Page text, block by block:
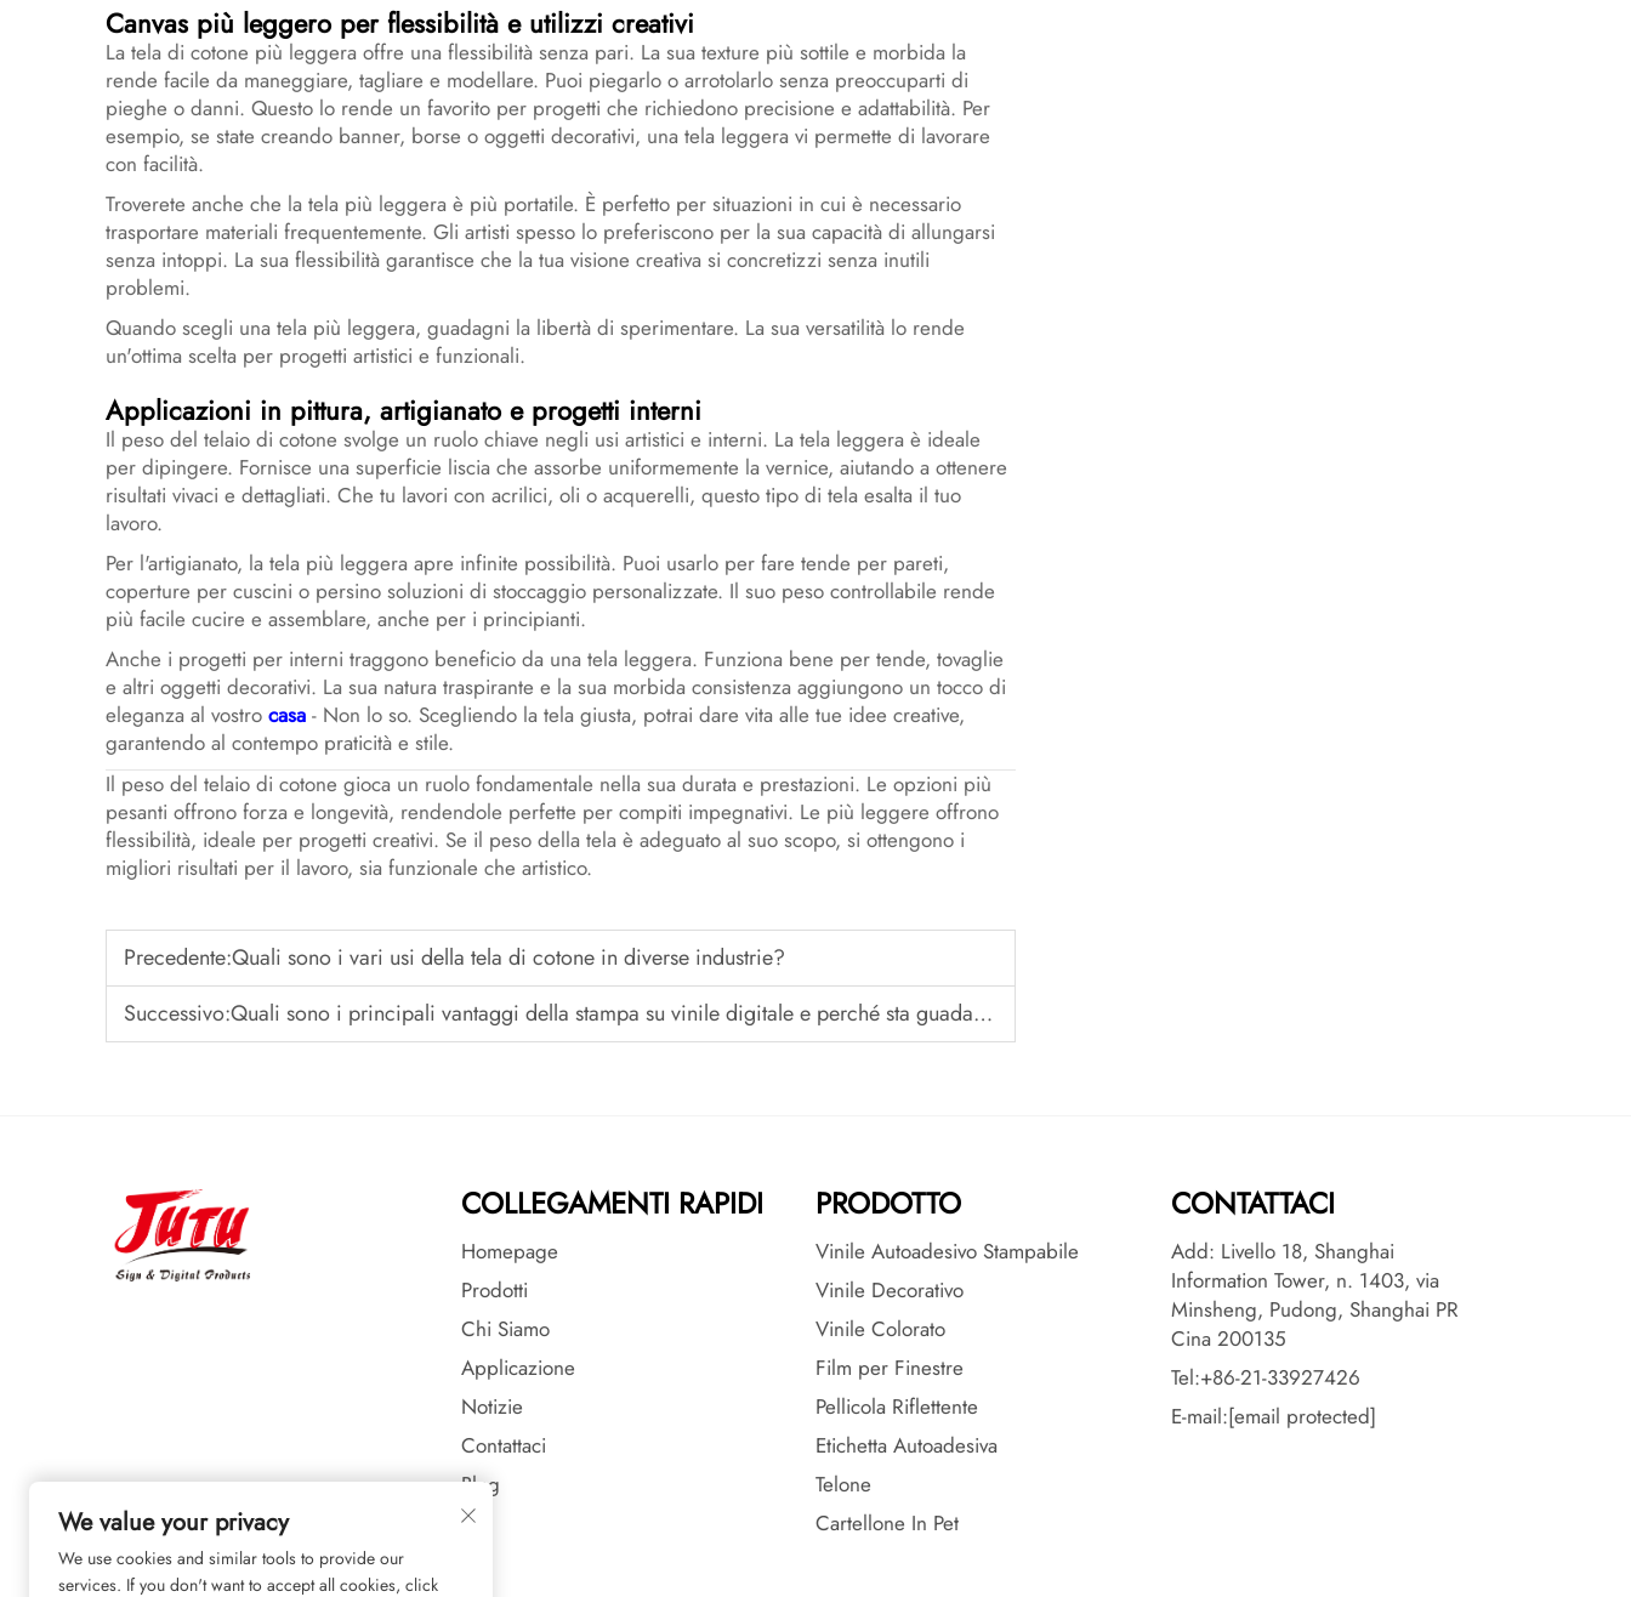
Canvas più leggero per flessibilità e utilizzi creativi
La tela di cotone più leggera offre una flessibilità senza pari. La sua texture più sottile e morbida la
rende facile da maneggiare, tagliare e modellare. Puoi piegarlo o arrotolarlo senza preoccuparti di
pieghe o danni. Questo lo rende un favorito per progetti che richiedono precisione e adattabilità. Per
esempio, se state creando banner, borse o oggetti decorativi, una tela leggera vi permette di lavorare
con facilità.
Troverete anche che la tela più leggera è più portatile. È perfetto per situazioni in cui è necessario
trasportare materiali frequentemente. Gli artisti spesso lo preferiscono per la sua capacità di allungarsi
senza intoppi. La sua flessibilità garantisce che la tua visione creativa si concretizzi senza inutili
problemi.
Quando scegli una tela più leggera, guadagni la libertà di sperimentare. La sua versatilità lo rende
un'ottima scelta per progetti artistici e funzionali.
Applicazioni in pittura, artigianato e progetti interni
Il peso del telaio di cotone svolge un ruolo chiave negli usi artistici e interni. La tela leggera è ideale
per dipingere. Fornisce una superficie liscia che assorbe uniformemente la vernice, aiutando a ottenere
risultati vivaci e dettagliati. Che tu lavori con acrilici, oli o acquerelli, questo tipo di tela esalta il tuo
lavoro.
Per l'artigianato, la tela più leggera apre infinite possibilità. Puoi usarlo per fare tende per pareti,
coperture per cuscini o persino soluzioni di stoccaggio personalizzate. Il suo peso controllabile rende
più facile cucire e assemblare, anche per i principianti.
Anche i progetti per interni traggono beneficio da una tela leggera. Funziona bene per tende, tovaglie
e altri oggetti decorativi. La sua natura traspirante e la sua morbida consistenza aggiungono un tocco di
eleganza al vostro casa - Non lo so. Scegliendo la tela giusta, potrai dare vita alle tue idee creative,
garantendo al contempo praticità e stile.
Il peso del telaio di cotone gioca un ruolo fondamentale nella sua durata e prestazioni. Le opzioni più
pesanti offrono forza e longevità, rendendole perfette per compiti impegnativi. Le più leggere offrono
flessibilità, ideale per progetti creativi. Se il peso della tela è adeguato al suo scopo, si ottengono i
migliori risultati per il lavoro, sia funzionale che artistico.
Precedente:Quali sono i vari usi della tela di cotone in diverse industrie?
Successivo:Quali sono i principali vantaggi della stampa su vinile digitale e perché sta guadagnando popolarità?
COLLEGAMENTI RAPIDI
Homepage
Prodotti
Chi Siamo
Applicazione
Notizie
Contattaci
Blog
PRODOTTO
Vinile Autoadesivo Stampabile
Vinile Decorativo
Vinile Colorato
Film per Finestre
Pellicola Riflettente
Etichetta Autoadesiva
Telone
Cartellone In Pet
CONTATTACI
Add: Livello 18, Shanghai
Information Tower, n. 1403, via
Minsheng, Pudong, Shanghai PR
Cina 200135
Tel:+86-21-33927426
E-mail:[email protected]
We value your privacy
We use cookies and similar tools to provide our
services. If you don't want to accept all cookies, click